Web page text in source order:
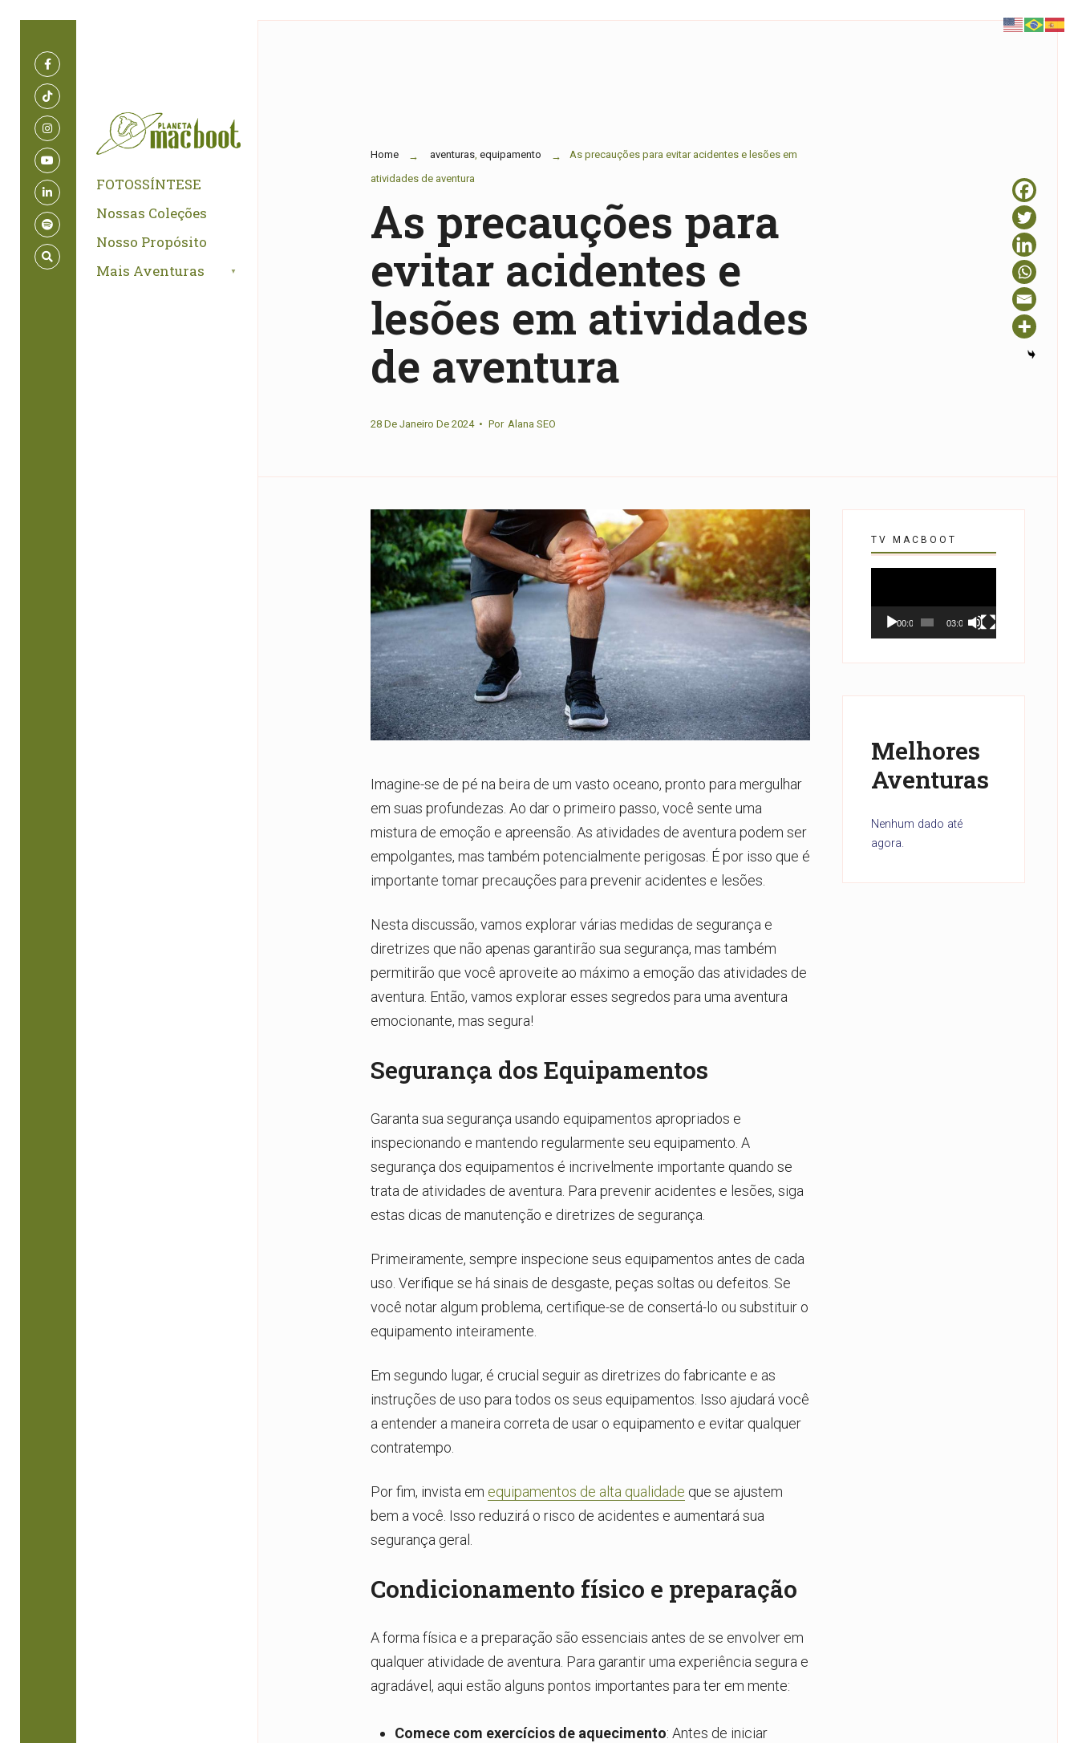
FOTOSSÍNTESE
Nossas Coleções
Nosso Propósito
Mais Aventuras
Home aventuras, equipamento
As precauções para evitar acidentes e lesões em
atividades de aventura
As precauções para
evitar acidentes e
lesões em atividades
de aventura
28 De Janeiro De 2024 • Por Alana SEO
Imagine-se de pé na beira de um vasto oceano, pronto para mergulhar
em suas profundezas. Ao dar o primeiro passo, você sente uma
mistura de emoção e apreensão. As atividades de aventura podem ser
empolgantes, mas também potencialmente perigosas. É por isso que é
importante tomar precauções para prevenir acidentes e lesões.
Nesta discussão, vamos explorar várias medidas de segurança e
diretrizes que não apenas garantirão sua segurança, mas também
permitirão que você aproveite ao máximo a emoção das atividades de
aventura. Então, vamos explorar esses segredos para uma aventura
emocionante, mas segura!
Segurança dos Equipamentos
Garanta sua segurança usando equipamentos apropriados e
inspecionando e mantendo regularmente seu equipamento. A
segurança dos equipamentos é incrivelmente importante quando se
trata de atividades de aventura. Para prevenir acidentes e lesões, siga
estas dicas de manutenção e diretrizes de segurança.
Primeiramente, sempre inspecione seus equipamentos antes de cada
uso. Verifique se há sinais de desgaste, peças soltas ou defeitos. Se
você notar algum problema, certifique-se de consertá-lo ou substituir o
equipamento inteiramente.
Em segundo lugar, é crucial seguir as diretrizes do fabricante e as
instruções de uso para todos os seus equipamentos. Isso ajudará você
a entender a maneira correta de usar o equipamento e evitar qualquer
contratempo.
Por fim, invista em equipamentos de alta qualidade que se ajustem
bem a você. Isso reduzirá o risco de acidentes e aumentará sua
segurança geral.
Condicionamento físico e preparação
A forma física e a preparação são essenciais antes de se envolver em
qualquer atividade de aventura. Para garantir uma experiência segura e
agradável, aqui estão alguns pontos importantes para ter em mente:
Comece com exercícios de aquecimento: Antes de iniciar
TV MACBOOT
vídeo
00:00 03:07
Melhores
Aventuras
Nenhum dado até
agora.